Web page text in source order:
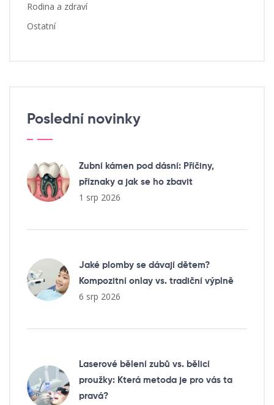
Rodina a zdraví
Ostatní
Poslední novinky
Zubní kámen pod dásní: Příčiny,
příznaky a jak se ho zbavit
1 srp 2026
Jaké plomby se dávají dětem?
Kompozitní onlay vs. tradiční výplně
6 srp 2026
Laserové bělení zubů vs. bělicí
proužky: Která metoda je pro vás ta
pravá?